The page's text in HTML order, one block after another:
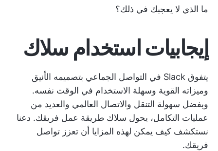
ما الذي لا يعجبك في ذلك؟
إيجابيات استخدام سلاك
يتفوق Slack في التواصل الجماعي بتصميمه الأنيق
وميزاته القوية وسهلة الاستخدام في الوقت نفسه.
وبفضل سهولة التنقل والاتصال العالمي والعديد من
عمليات التكامل، يحول سلاك طريقة عمل فريقك. دعنا
نستكشف كيف يمكن لهذه المزايا أن تعزز تواصل
فريقك.